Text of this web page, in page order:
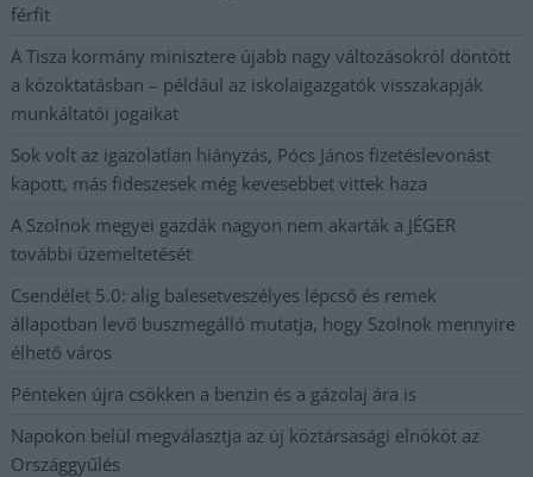
férfit
A Tisza kormány minisztere újabb nagy változásokról döntött
a közoktatásban – például az iskolaigazgatók visszakapják
munkáltatói jogaikat
Sok volt az igazolatlan hiányzás, Pócs János fizetéslevonást
kapott, más fideszesek még kevesebbet vittek haza
A Szolnok megyei gazdák nagyon nem akarták a JÉGER
további üzemeltetését
Csendélet 5.0: alig balesetveszélyes lépcső és remek
állapotban levő buszmegálló mutatja, hogy Szolnok mennyire
élhető város
Pénteken újra csökken a benzin és a gázolaj ára is
Napokon belül megválasztja az új köztársasági elnököt az
Országgyűlés